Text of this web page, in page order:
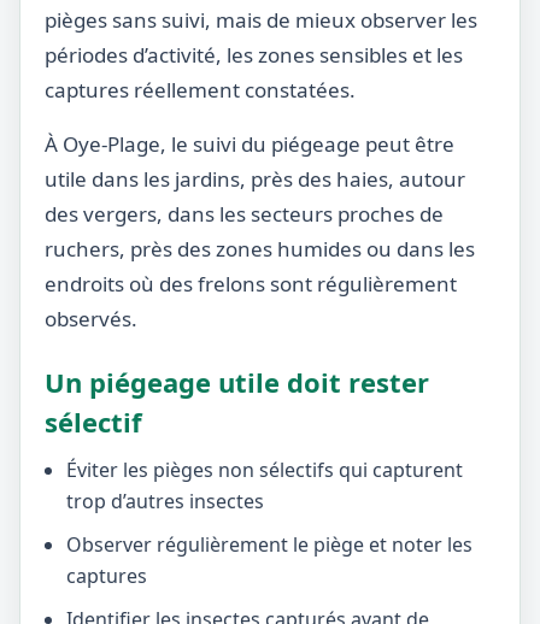
pièges sans suivi, mais de mieux observer les
périodes d’activité, les zones sensibles et les
captures réellement constatées.
À Oye-Plage, le suivi du piégeage peut être
utile dans les jardins, près des haies, autour
des vergers, dans les secteurs proches de
ruchers, près des zones humides ou dans les
endroits où des frelons sont régulièrement
observés.
Un piégeage utile doit rester
sélectif
Éviter les pièges non sélectifs qui capturent
trop d’autres insectes
Observer régulièrement le piège et noter les
captures